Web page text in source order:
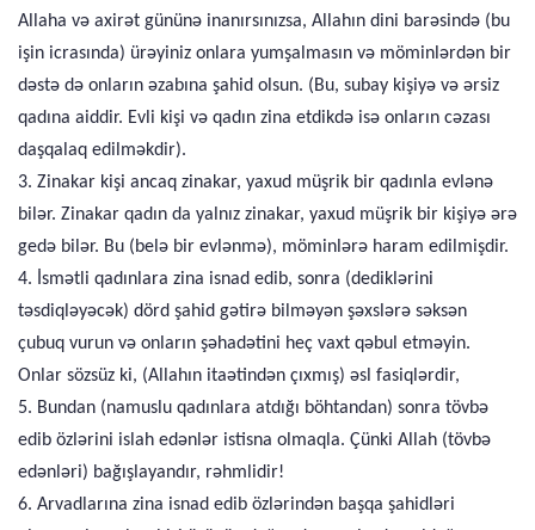
Allaha və axirət gününə inanırsınızsa, Allahın dini barəsində (bu
işin icrasında) ürəyiniz onlara yumşalmasın və möminlərdən bir
dəstə də onların əzabına şahid olsun. (Bu, subay kişiyə və ərsiz
qadına aiddir. Evli kişi və qadın zina etdikdə isə onların cəzası
daşqalaq edilməkdir).
3. Zinakar kişi ancaq zinakar, yaxud müşrik bir qadınla evlənə
bilər. Zinakar qadın da yalnız zinakar, yaxud müşrik bir kişiyə ərə
gedə bilər. Bu (belə bir evlənmə), möminlərə haram edilmişdir.
4. İsmətli qadınlara zina isnad edib, sonra (dediklərini
təsdiqləyəcək) dörd şahid gətirə bilməyən şəxslərə səksən
çubuq vurun və onların şəhadətini heç vaxt qəbul etməyin.
Onlar sözsüz ki, (Allahın itaətindən çıxmış) əsl fasiqlərdir,
5. Bundan (namuslu qadınlara atdığı böhtandan) sonra tövbə
edib özlərini islah edənlər istisna olmaqla. Çünki Allah (tövbə
edənləri) bağışlayandır, rəhmlidir!
6. Arvadlarına zina isnad edib özlərindən başqa şahidləri